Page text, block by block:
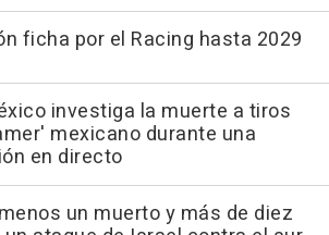
ficha por el Racing hasta 2029
investiga la muerte a tiros
mexicano durante una
en directo
un muerto y más de diez